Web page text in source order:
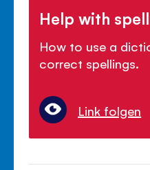
Help with
How to use a
correct spellings.
Link folgen